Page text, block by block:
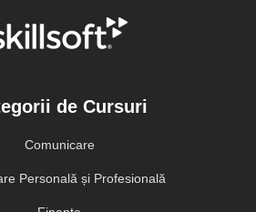
de Cursuri
Comunicare
Personală și Profesională